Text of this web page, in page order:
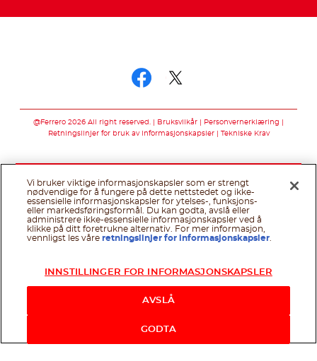
@Ferrero 2026 All right reserved. Bruksvilkår
Personvernerklæring
Retningslinjer for bruk av informasjonskapsler
Tekniske Krav
Vi bruker viktige informasjonskapsler som er strengt
nødvendige for å fungere på dette nettstedet og ikke-
essensielle informasjonskapsler for ytelses-, funksjons-
eller markedsføringsformål. Du kan godta, avslå eller
administrere ikke-essensielle informasjonskapsler ved å
klikke på ditt foretrukne alternativ. For mer informasjon,
vennligst les våreretningslinjer for informasjonskapsler
INNSTILLINGER FOR INFORMASJONSKAPSLER
AVSLÅ
GODTA